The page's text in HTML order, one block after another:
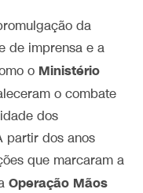
da
de imprensa e a
o Ministério
o combate
dos
partir dos anos
que marcaram a
Operação Mãos